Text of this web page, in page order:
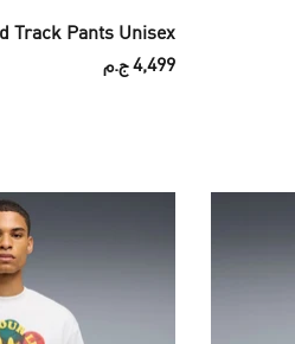
Track Pants Unisex
4,499 ج.م